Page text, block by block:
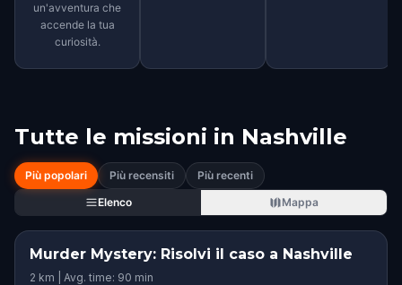
un'avventura che
accende la tua
curiosità.
Tutte le missioni in Nashville
Più popolari Più recensiti
Più recenti
Elenco
Mappa
Murder Mystery: Risolvi il caso a Nashville
2 km | Avg. time: 90 min